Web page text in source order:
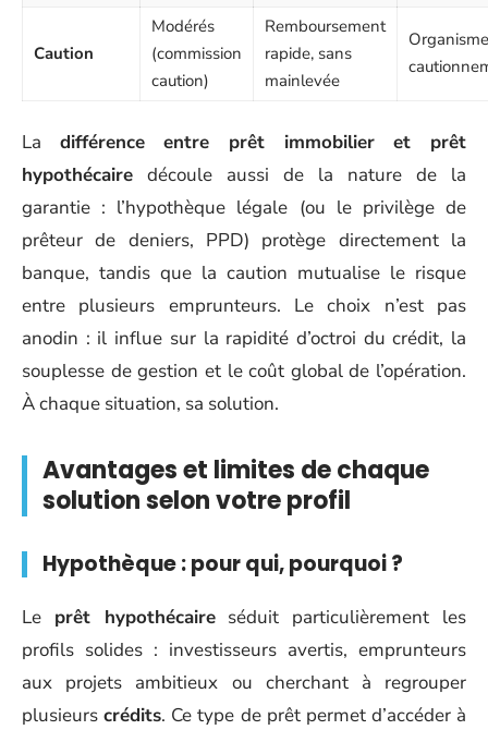
Caution
Modérés
(commission
caution)
Remboursement
rapide, sans
mainlevée
La différence entre prêt immobilier et prêt
hypothécaire découle aussi de la nature de la
garantie : l’hypothèque légale (ou le privilège de
prêteur de deniers, PPD) protège directement la
banque, tandis que la caution mutualise le risque
entre plusieurs emprunteurs. Le choix n’est pas
anodin : il influe sur la rapidité d’octroi du crédit, la
souplesse de gestion et le coût global de l’opération.
À chaque situation, sa solution.
Avantages et limites de chaque
solution selon votre profil
Hypothèque : pour qui, pourquoi ?
Le prêt hypothécaireséduit particulièrement les
profils solides : investisseurs avertis, emprunteurs
aux projets ambitieux ou cherchant à regrouper
plusieurscrédits. Ce type de prêt permet d’accéder à